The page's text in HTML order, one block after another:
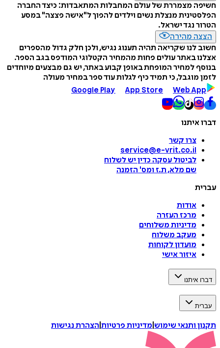
חשיפה מצמררת של עולם המחבלות המתאבדות: כיצד החברה
הפלסטינית מנצלת נשים וילדים להפוך ל"אישה פצצה" במסע
הטרור נגד ישראל.
הצצה מהירה
חשוב לנו שקריאה תהיה תענוג נגיש, ולכן חלק גדול מהספרים
אצלנו באתר עולים פחות מהמחיר הקטלוגי המודפס בגב הספר.
בנוסף למחיר המופחת באופן קבוע באתר, יש גם מבצעים מיוחדים
לזמן מוגבל, כי תמיד כיף לגלות עוד ספר במחיר מעולה
Google Play
App Store Web App
דברו איתנו
צרו קשר
service@e-vrit.co.il
לביטול עסקה כדין יש לשלוח
שם מלא, ת.ז ומס' הזמנה
עברית
אודות
מרכז העזרה
מדיניות משלוחים
מעקב משלוח
מועדון לקוחות
איזור אישי
דברו איתנו
עברית
תקנון ותנאי שימוש מדיניות פרטיות הצהרת נגישות